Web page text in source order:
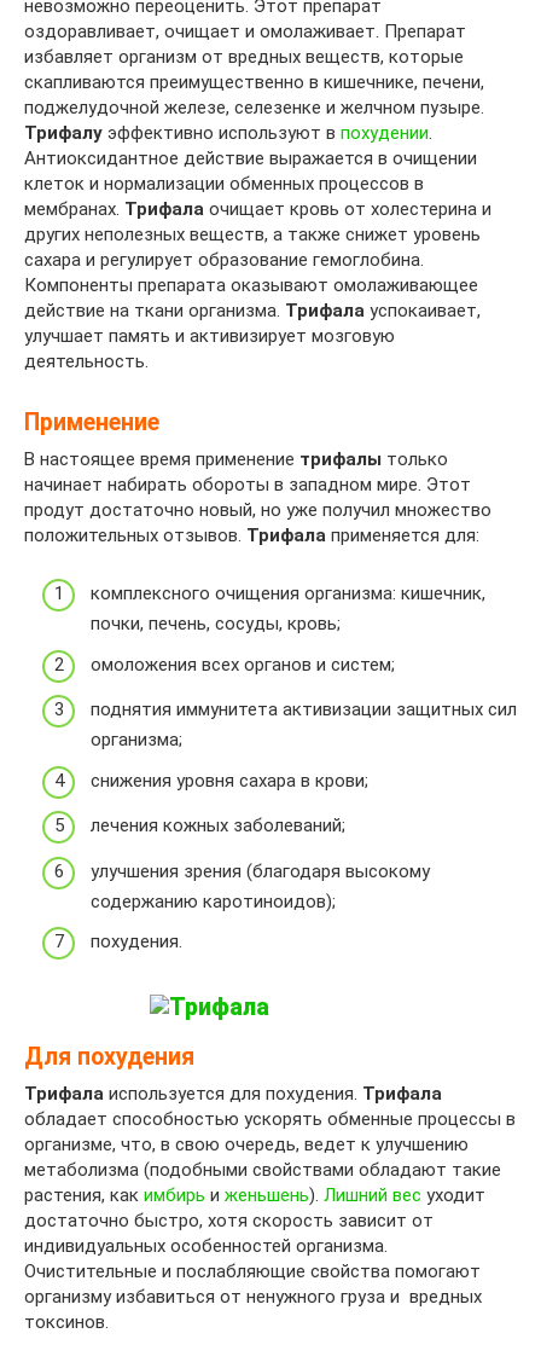
невозможно переоценить. Этот препарат
оздоравливает, очищает и омолаживает. Препарат
избавляет организм от вредных веществ, которые
скапливаются преимущественно в кишечнике, печени,
поджелудочной железе, селезенке и желчном пузыре.
Трифалу эффективно используют в похудении
Антиоксидантное действие выражается в очищении
клеток и нормализации обменных процессов в
мембранах. Трифала очищает кровь от холестерина и
других неполезных веществ, а также снижет уровень
сахара и регулирует образование гемоглобина.
Компоненты препарата оказывают омолаживающее
действие на ткани организма. Трифала успокаивает,
улучшает память и активизирует мозговую
деятельность.
Применение
В настоящее время применение трифалы только
начинает набирать обороты в западном мире. Этот
продут достаточно новый, но уже получил множество
положительных отзывов. Трифала применяется для:
комплексного очищения организма: кишечник,
почки, печень, сосуды, кровь;
омоложения всех органов и систем;
поднятия иммунитета активизации защитных сил
организма;
снижения уровня сахара в крови;
лечения кожных заболеваний;
улучшения зрения (благодаря высокому
содержанию каротиноидов);
похудения.
Для похудения
Трифала используется для похудения. Трифала
обладает способностью ускорять обменные процессы в
организме, что, в свою очередь, ведет к улучшению
метаболизма (подобными свойствами обладают такие
растения, как имбирь и женьшень). Лишний вес уходит
достаточно быстро, хотя скорость зависит от
индивидуальных особенностей организма.
Очистительные и послабляющие свойства помогают
организму избавиться от ненужного груза и вредных
токсинов.